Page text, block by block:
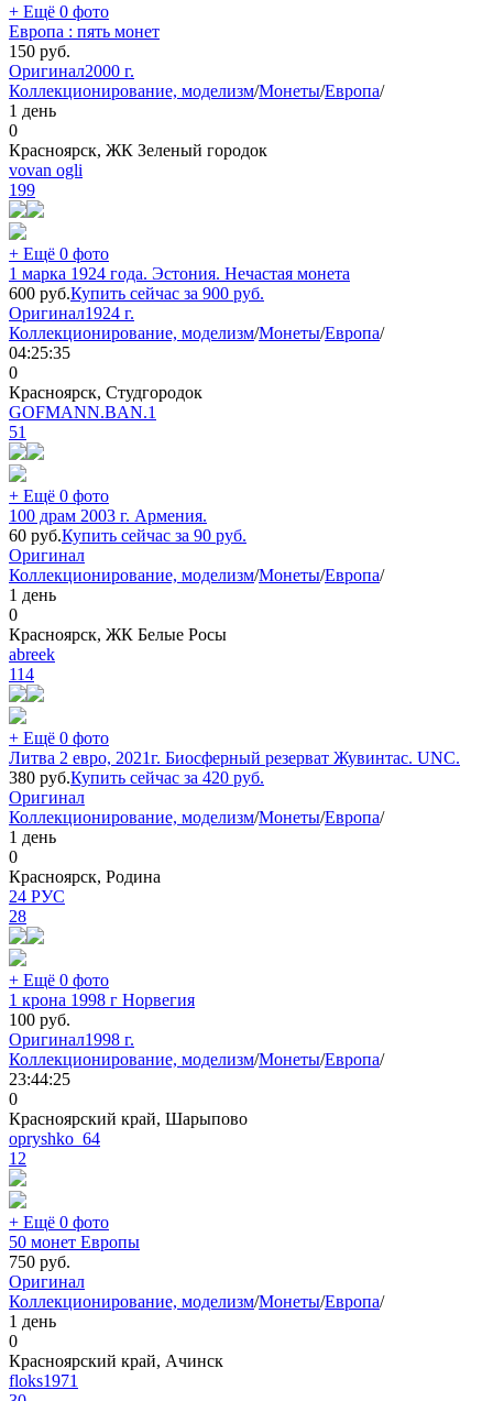
+ Ещё 0 фото
Европа : пять монет
150 руб.
Оригинал2000 г.
Коллекционирование, моделизм/Монеты/Европа/
1 день
0
Красноярск, ЖК Зеленый городок
vovan ogli
199
+ Ещё 0 фото
1 марка 1924 года. Эстония. Нечастая монета
600 руб.Купить сейчас за 900 руб.
Оригинал1924 г.
Коллекционирование, моделизм/Монеты/Европа/
04:25:35
0
Красноярск, Студгородок
GOFMANN.BAN.1
51
+ Ещё 0 фото
100 драм 2003 г. Армения.
60 руб.Купить сейчас за 90 руб.
Оригинал
Коллекционирование, моделизм/Монеты/Европа/
1 день
0
Красноярск, ЖК Белые Росы
abreek
114
+ Ещё 0 фото
Литва 2 евро, 2021г. Биосферный резерват Жувинтас. UNC.
380 руб.Купить сейчас за 420 руб.
Оригинал
Коллекционирование, моделизм/Монеты/Европа/
1 день
0
Красноярск, Родина
24 РУС
28
+ Ещё 0 фото
1 крона 1998 г Норвегия
100 руб.
Оригинал1998 г.
Коллекционирование, моделизм/Монеты/Европа/
23:44:25
0
Красноярский край, Шарыпово
opryshko_64
12
+ Ещё 0 фото
50 монет Европы
750 руб.
Оригинал
Коллекционирование, моделизм/Монеты/Европа/
1 день
0
Красноярский край, Ачинск
floks1971